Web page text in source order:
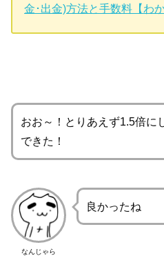
金･出金)方法と手数料【わ
おお～！とりあえず1.5倍に
できた！
なんじゃら
良かったね